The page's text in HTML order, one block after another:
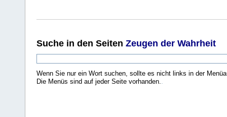
Suche in den Seiten Zeugen der Wahrheit
Wenn Sie nur ein Wort suchen, sollte es nicht links in der
Die Menüs sind auf jeder Seite vorhanden..